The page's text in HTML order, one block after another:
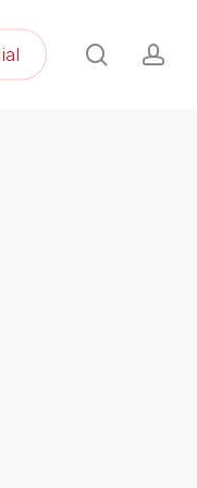
search